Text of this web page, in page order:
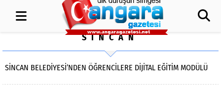
SİNCAN
SİNCAN BELEDİYESİ’NDEN ÖĞRENCİLERE DİJİTAL EĞİTİM MODÜLÜ